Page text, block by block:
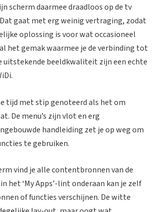
scherm daarmee draadloos op de tv
gaat met erg weinig vertraging, zodat
oplossing is voor wat occasioneel
het gemak waarmee je de verbinding tot
uitstekende beeldkwaliteit zijn een echte
tijd met stip genoteerd als het om
De menu’s zijn vlot en erg
handleiding zet je op weg om
te gebruiken.
vind je alle contentbronnen van de
het ‘My Apps’-lint onderaan kan je zelf
of functies verschijnen. De witte